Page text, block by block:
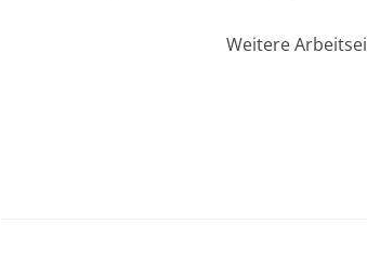
Weitere